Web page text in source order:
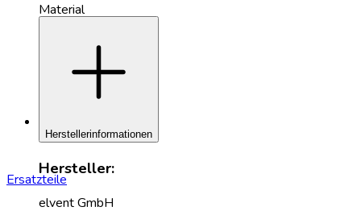
Materialadd
Herstellerinformationen
Hersteller:
elvent GmbH
Ersatzteile